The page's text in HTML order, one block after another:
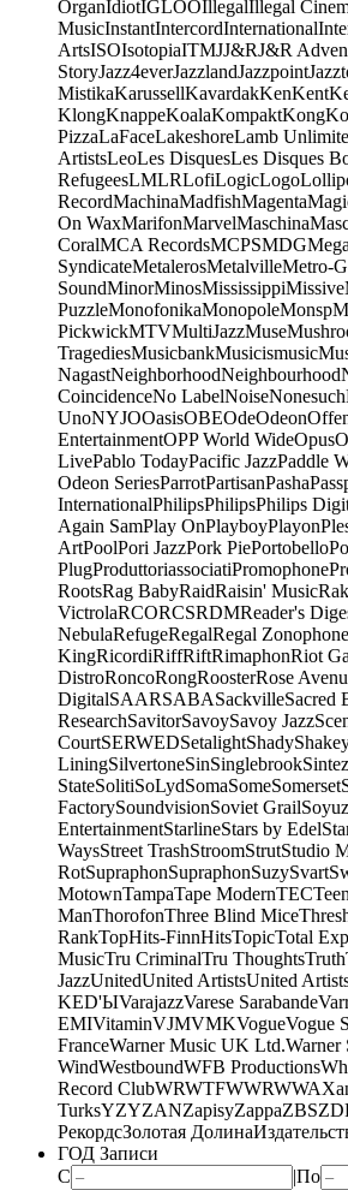
OrganIdiotIGLOOIllegalIllegal
MusicInstantIntercordInternational
ArtsISOIsotopiaITMJJ&RJ&R
StoryJazz4everJazzlandJazzpoint
MistikaKarussellKavardakKenKent
KlongKnappeKoalaKompaktKong
PizzaLaFaceLakeshoreLamb
ArtistsLeoLes DisquesLes Disques
RefugeesLMLRLofiLogicLogo
RecordMachinaMadfishMagenta
On WaxMarifonMarvelMaschina
CoralMCA RecordsMCPSMDGMega
SyndicateMetalerosMetalvilleMetro-
SoundMinorMinosMississippiMissive
PuzzleMonofonikaMonopoleMonsp
PickwickMTVMultiJazzMuse
TragediesMusicbankMusicismusic
NagastNeighborhoodNeighbourhood
CoincidenceNo LabelNoiseNonesuch
UnoNYJOOasisOBEOdeOdeon
EntertainmentOPP World WideOpus
LivePablo TodayPacific JazzPaddle
Odeon SeriesParrotPartisanPasha
InternationalPhilipsPhilipsPhilips
Again SamPlay OnPlayboyPlayon
ArtPoolPori JazzPork PiePortobello
PlugProduttoriassociatiPromophone
RootsRag BabyRaidRaisin' MusicRak
VictrolaRCORCSRDMReader's
NebulaRefugeRegalRegal Zonophone
KingRicordiRiffRiftRimaphonRiot
DistroRoncoRongRoosterRose
DigitalSAARSABASackvilleSacred
ResearchSavitorSavoySavoy Jazz
CourtSERWEDSetalightShady
LiningSilvertoneSinSinglebrookSintez
StateSolitiSoLydSomaSomeSomerset
FactorySoundvisionSoviet GrailSoyuz
EntertainmentStarlineStars by Edel
WaysStreet TrashStroomStrutStudio
RotSupraphonSupraphonSuzySvart
MotownTampaTape ModernTEC
ManThorofonThree Blind Mice
RankTopHits-FinnHitsTopicTotal
MusicTru CriminalTru ThoughtsTruth
JazzUnitedUnited ArtistsUnited
KED'ЫVarajazzVarese Sarabande
EMIVitaminVJMVMKVogueVogue
FranceWarner Music UK Ltd.Warner
WindWestboundWFB Productions
Record ClubWRWTFWWRWWA
TurksYZYZANZapisyZappaZBS
РекордсЗолотая Долина
ГОД Записи
С
|По